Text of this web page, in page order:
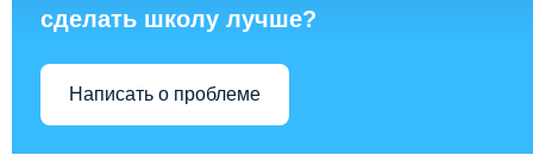
сделать школу лучше?
Написать о проблеме